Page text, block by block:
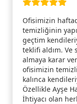
Ofisimizin
temizliğinin
geçtim
teklifi aldım.
almaya karar
ofisimizin
kalınca
Özellikle Ayşe
İhtiyacı olan